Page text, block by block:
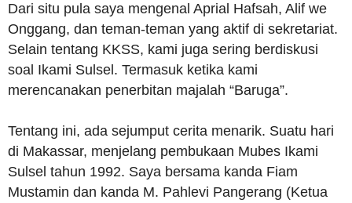
Dari situ pula saya mengenal Aprial Hafsah, Alif we
Onggang, dan teman-teman yang aktif di sekretariat.
Selain tentang KKSS, kami juga sering berdiskusi
soal Ikami Sulsel. Termasuk ketika kami
merencanakan penerbitan majalah “Baruga”.
Tentang ini, ada sejumput cerita menarik. Suatu hari
di Makassar, menjelang pembukaan Mubes Ikami
Sulsel tahun 1992. Saya bersama kanda Fiam
Mustamin dan kanda M. Pahlevi Pangerang (Ketua